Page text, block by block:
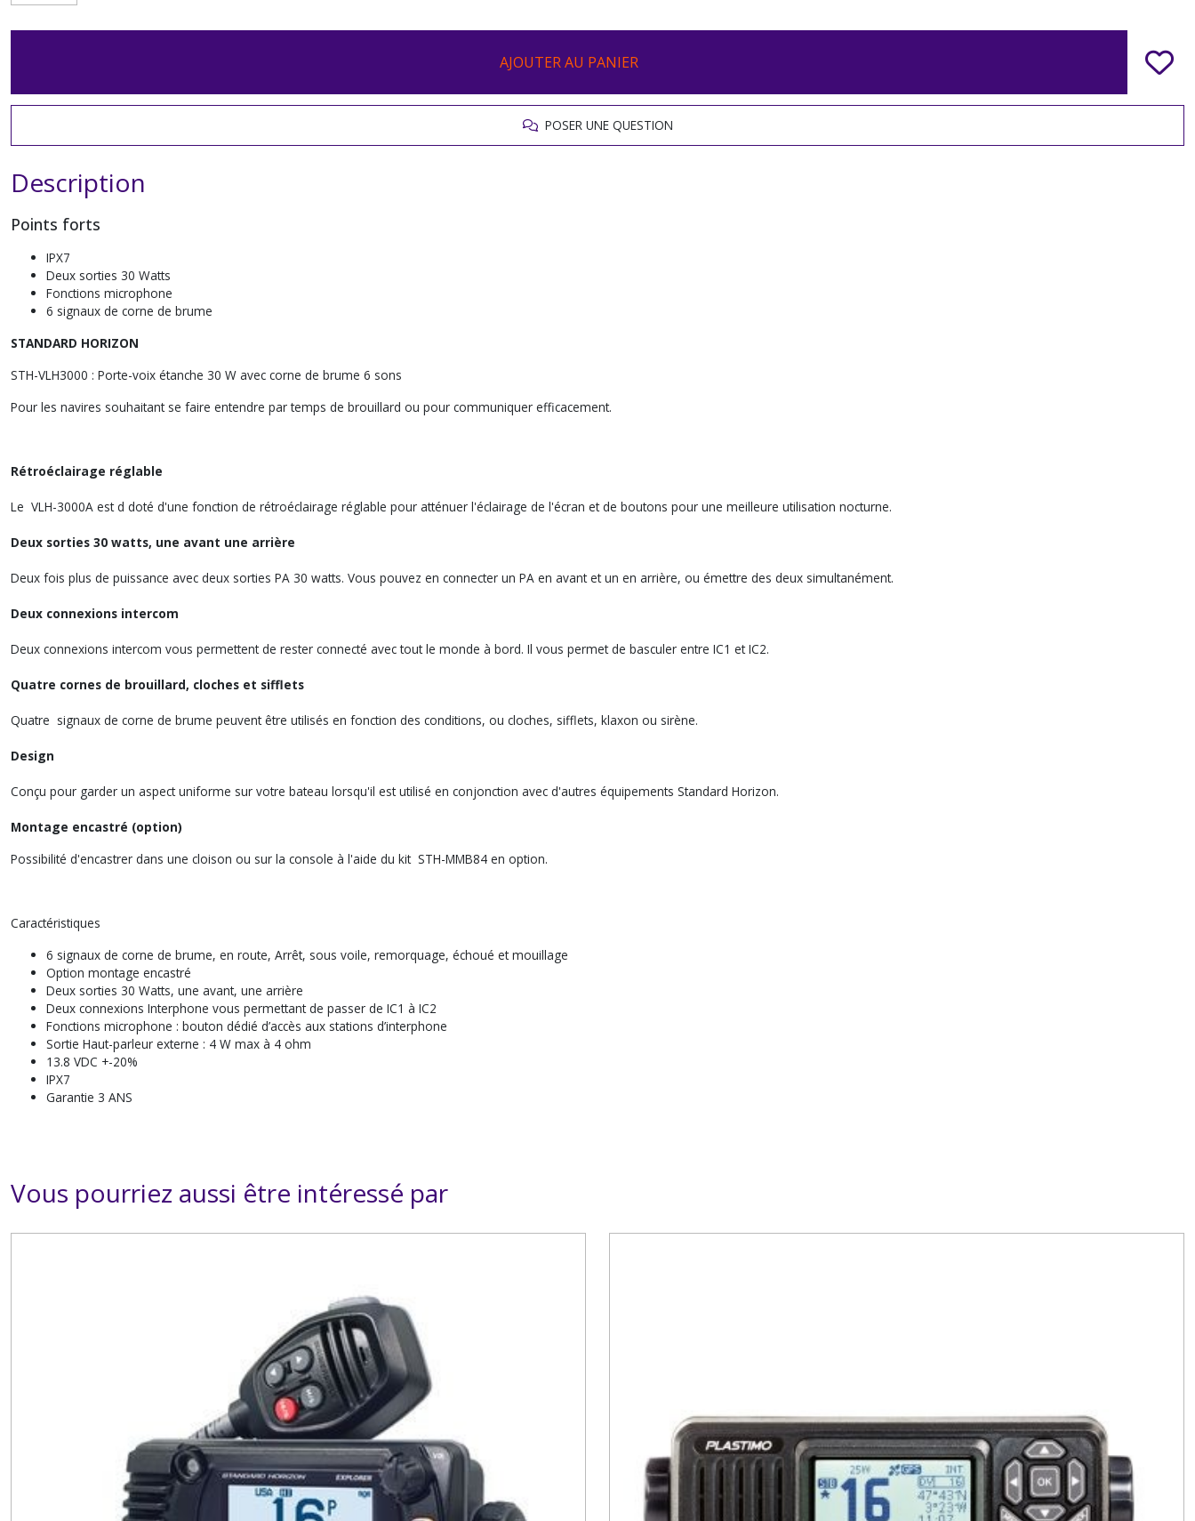
AJOUTER AU PANIER
POSER UNE QUESTION
Description
Points forts
IPX7
Deux sorties 30 Watts
Fonctions microphone
6 signaux de corne de brume
STANDARD HORIZON
STH-VLH3000 : Porte-voix étanche 30 W avec corne de brume 6 sons
Pour les navires souhaitant se faire entendre par temps de brouillard ou pour communiquer efficacement.
Rétroéclairage réglable
Le VLH-3000A est d doté d'une fonction de rétroéclairage réglable pour atténuer l'éclairage de l'écran et de boutons pour une meilleure utilisation nocturne.
Deux sorties 30 watts, une avant une arrière
Deux fois plus de puissance avec deux sorties PA 30 watts. Vous pouvez en connecter un PA en avant et un en arrière, ou émettre des deux simultanément.
Deux connexions intercom
Deux connexions intercom vous permettent de rester connecté avec tout le monde à bord. Il vous permet de basculer entre IC1 et IC2.
Quatre cornes de brouillard, cloches et sifflets
Quatre signaux de corne de brume peuvent être utilisés en fonction des conditions, ou cloches, sifflets, klaxon ou sirène.
Design
Conçu pour garder un aspect uniforme sur votre bateau lorsqu'il est utilisé en conjonction avec d'autres équipements Standard Horizon.
Montage encastré (option)
Possibilité d'encastrer dans une cloison ou sur la console à l'aide du kit STH-MMB84 en option.
Caractéristiques
6 signaux de corne de brume, en route, Arrêt, sous voile, remorquage, échoué et mouillage
Option montage encastré
Deux sorties 30 Watts, une avant, une arrière
Deux connexions Interphone vous permettant de passer de IC1 à IC2
Fonctions microphone : bouton dédié d’accès aux stations d’interphone
Sortie Haut-parleur externe : 4 W max à 4 ohm
13.8 VDC +-20%
IPX7
Garantie 3 ANS
Vous pourriez aussi être intéressé par